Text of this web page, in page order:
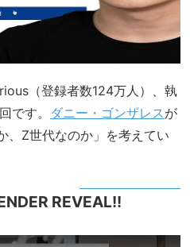
（登録者数124万人）、執
です。 ダニー・ゴンザレス が
、Z世代なのか」を考えてい
REVEAL!!